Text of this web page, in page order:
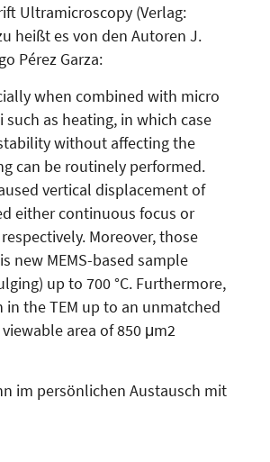
Ultra­microscopy (Verlag:
heißt es von den Autoren J.
Pérez Garza:
when combined with micro
as heating, in which case
without affecting the
can be routinely performed.
vertical displacement of
either continuous focus or
Moreover, those
new MEMS-based sample
up to 700 °C. Furthermore,
in the TEM up to an unmatched
area of 850 μm2
im persönlichen Austausch mit